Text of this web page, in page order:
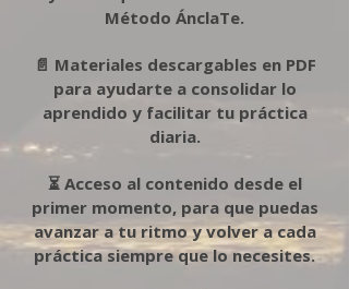
Método ÁnclaTe.
📄 Materiales descargables en PDF
para ayudarte a consolidar lo
aprendido y facilitar tu práctica
diaria.
⏳ Acceso al contenido desde el
primer momento, para que puedas
avanzar a tu ritmo y volver a cada
práctica siempre que lo necesites.